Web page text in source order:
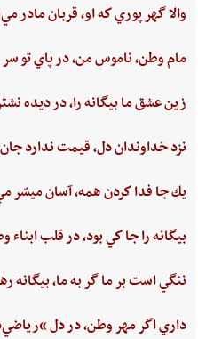
والا گهر پوري‌ كه او، قربان مادر
مام‌ وطن‌، ناموس‌ من‌، در پاي ‌تو
زين‌ عشق‌ ما بيگانه را، در ديده
نزد خداوندان دل،‌ قيمت‌ ندارد
يك جا فدا كردن‌ همه،‌ آسان ميسّر
بيگانه‌ را جا كي‌ بود، در قلب‌ ابناء
ننگي ‌است ‌بر ما گر به ‌ما، بيگانه‌
داري‌ اگر مهر وطن،‌ در دل‌